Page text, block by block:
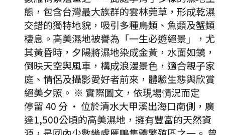
態，包含台灣最大族群的雲林莞草，形成乾濕
交錯的獨特地貌，吸引多種鳥類、魚類及蟹類
棲息。高美濕地被譽為「一生必遊絕景」，尤
其黃昏時，夕陽將濕地染成金黃，水面如鏡，
倒映天空與風車，構成浪漫景色，適合親子家
庭、情侶及攝影愛好者前來，體驗生態與欣賞
絕美夕照。 ※ 實際圖文，依現場情況而定
停留 40 分 · 位於清水大甲溪出海口南側，廣
達1,500公頃的高美濕地，擁有豐富的天然資